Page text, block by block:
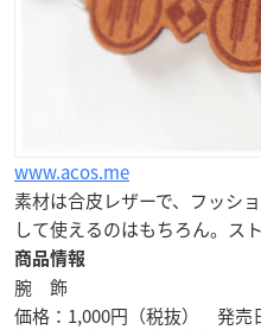
www.acos.me
素材は合皮レザーで、フッシ
して使えるのはもちろん。ス
商品情報
腕 飾
価格：1,000円（税抜） 発売